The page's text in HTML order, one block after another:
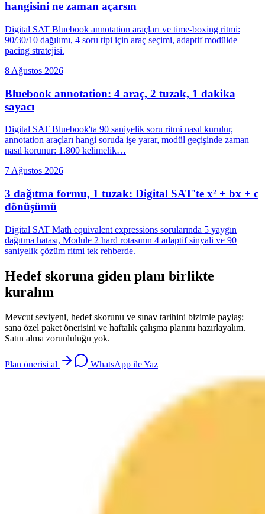
hangisini ne zaman açarsın
Digital SAT Bluebook annotation araçları ve time-boxing ritmi:
90/30/10 dağılımı, 4 soru tipi için araç seçimi, adaptif modülde
pacing stratejisi.
8 Ağustos 2026
Bluebook annotation: 4 araç, 2 tuzak, 1 dakika
sayacı
Digital SAT Bluebook'ta 90 saniyelik soru ritmi nasıl kurulur,
annotation araçları hangi soruda işe yarar, modül geçişinde zaman
nasıl korunur: 1.800 kelimelik…
7 Ağustos 2026
3 dağıtma formu, 1 tuzak: Digital SAT'te x² + bx + c
dönüşümü
Digital SAT Math equivalent expressions sorularında 5 yaygın
dağıtma hatası, Module 2 hard rotasının 4 adaptif sinyali ve 90
saniyelik çözüm ritmi tek rehberde.
Hedef skoruna giden planı birlikte
kuralım
Mevcut seviyeni, hedef skorunu ve sınav tarihini bizimle paylaş;
sana özel paket önerisini ve haftalık çalışma planını hazırlayalım.
Satın alma zorunluluğu yok.
Plan önerisi al WhatsApp ile Yaz